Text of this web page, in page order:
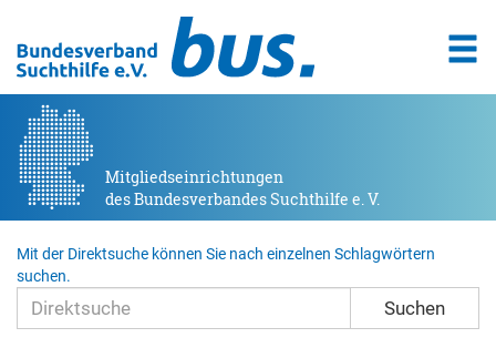
Mitgliedseinrichtungen
des Bundesverbandes Suchthilfe e. V.
Mit der Direktsuche können Sie nach einzelnen Schlagwörtern
suchen.
Suchen